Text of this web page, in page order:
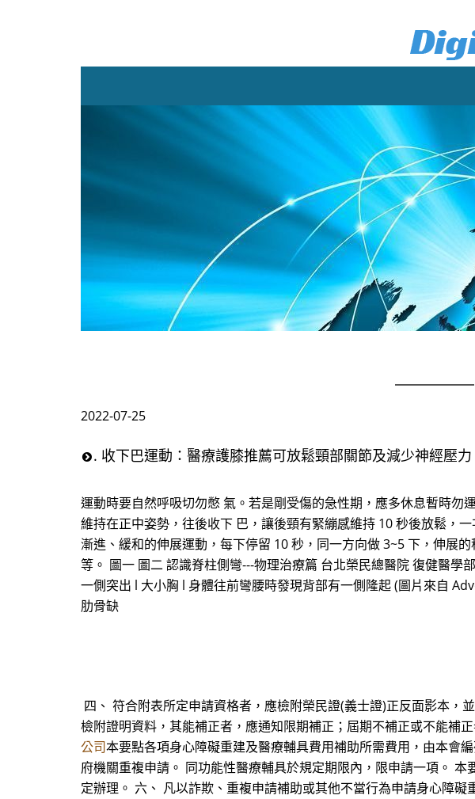
2022-07-25
. 收下巴運動：醫療護膝推薦可放鬆頸部關節及減少神經壓
運動時要自然呼吸切勿憋 氣。若是剛受傷的急性期，應多休息暫時勿
維持在正中姿勢，往後收下 巴，讓後頸有緊繃感維持 10 秒後放鬆，
漸進、緩和的伸展運動，每下停留 10 秒，同一方向做 3~5 下，伸展
等。 圖一 圖二 認識脊柱側彎---物理治療篇 台北榮民總醫院 復健醫學
一側突出 l 大小胸 l 身體往前彎腰時發現背部有一側隆起 (圖片來自
肋骨缺
四、 符合附表所定申請資格者，應檢附榮民證(義士證)正反面影本，
檢附證明資料，其能補正者，應通知限期補正；屆期不補正或不能補
公司本要點各項身心障礙重建及醫療輔具費用補助所需費用，由本會
府機關重複申請。 同功能性醫療輔具於規定期限內，限申請一項。
定辦理。 六、 凡以詐欺、重複申請補助或其他不當行為申請身心障